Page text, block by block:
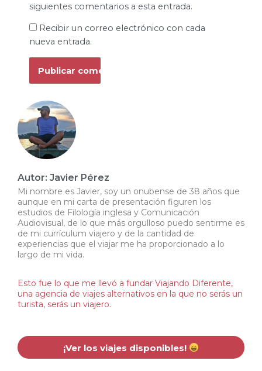
Autor: Javier Pérez
Mi nombre es Javier, soy un onubense de 38 años que
aunque en mi carta de presentación figuren los
estudios de Filología inglesa y Comunicación
Audiovisual, de lo que más orgulloso puedo sentirme es
de mi currículum viajero y de la cantidad de
experiencias que el viajar me ha proporcionado a lo
largo de mi vida.
Esto fue lo que me llevó a fundar Viajando Diferente,
una agencia de viajes alternativos en la que no serás un
turista, serás un viajero.
¡Ver los viajes disponibles!
siguientes comentarios a esta entrada.
Recibir un correo electrónico con cada
nueva entrada.